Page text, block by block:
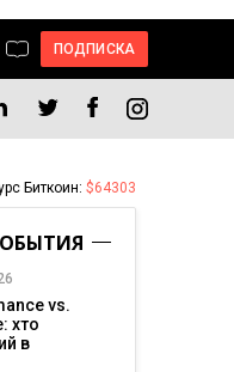
ПОДПИСКА
Биткоин: $64303
vs.
хто
в